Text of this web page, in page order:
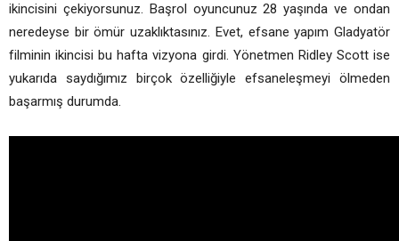
ikincisini çekiyorsunuz. Başrol oyuncunuz 28 yaşında ve ondan
neredeyse bir ömür uzaklıktasınız. Evet, efsane yapım Gladyatör
filminin ikincisi bu hafta vizyona girdi. Yönetmen Ridley Scott ise
yukarıda saydığımız birçok özelliğiyle efsaneleşmeyi ölmeden
başarmış durumda.